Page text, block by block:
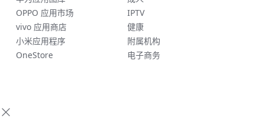
IPTV
健康
附属机构
电子商务
OPPO 应用市场
vivo 应用商店
小米应用程序
OneStore